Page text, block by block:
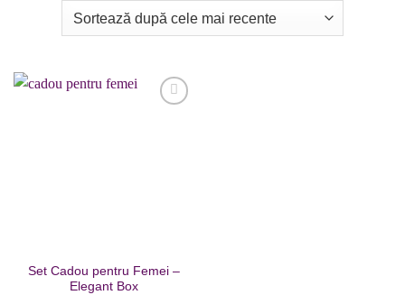
Set Cadou pentru Femei –
Elegant Box